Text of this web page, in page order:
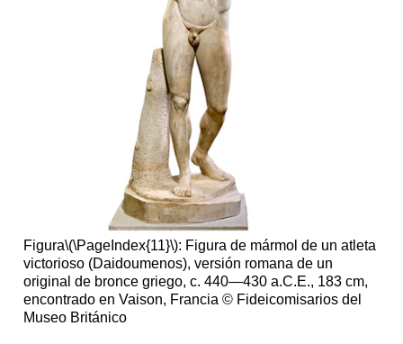
Figura\(\PageIndex{11}\): Figura de mármol de un atleta
victorioso (Daidoumenos), versión romana de un
original de bronce griego, c. 440—430 a.C.E., 183 cm,
encontrado en Vaison, Francia © Fideicomisarios del
Museo Británico